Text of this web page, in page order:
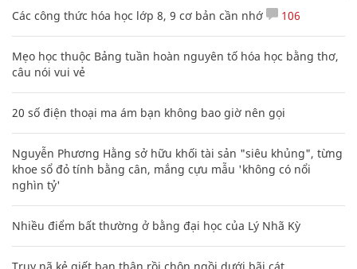
Các công thức hóa học lớp 8, 9 cơ bản cần nhớ 106
Mẹo học thuộc Bảng tuần hoàn nguyên tố hóa học bằng thơ,
câu nói vui vẻ
20 số điện thoại ma ám bạn không bao giờ nên gọi
Nguyễn Phương Hằng sở hữu khối tài sản "siêu khủng", từng
khoe sổ đỏ tính bằng cân, mắng cựu mẫu 'không có nổi
nghìn tỷ'
Nhiều điểm bất thường ở bằng đại học của Lý Nhã Kỳ
Truy nã kẻ giết bạn thân rồi chôn ngồi dưới bãi cát